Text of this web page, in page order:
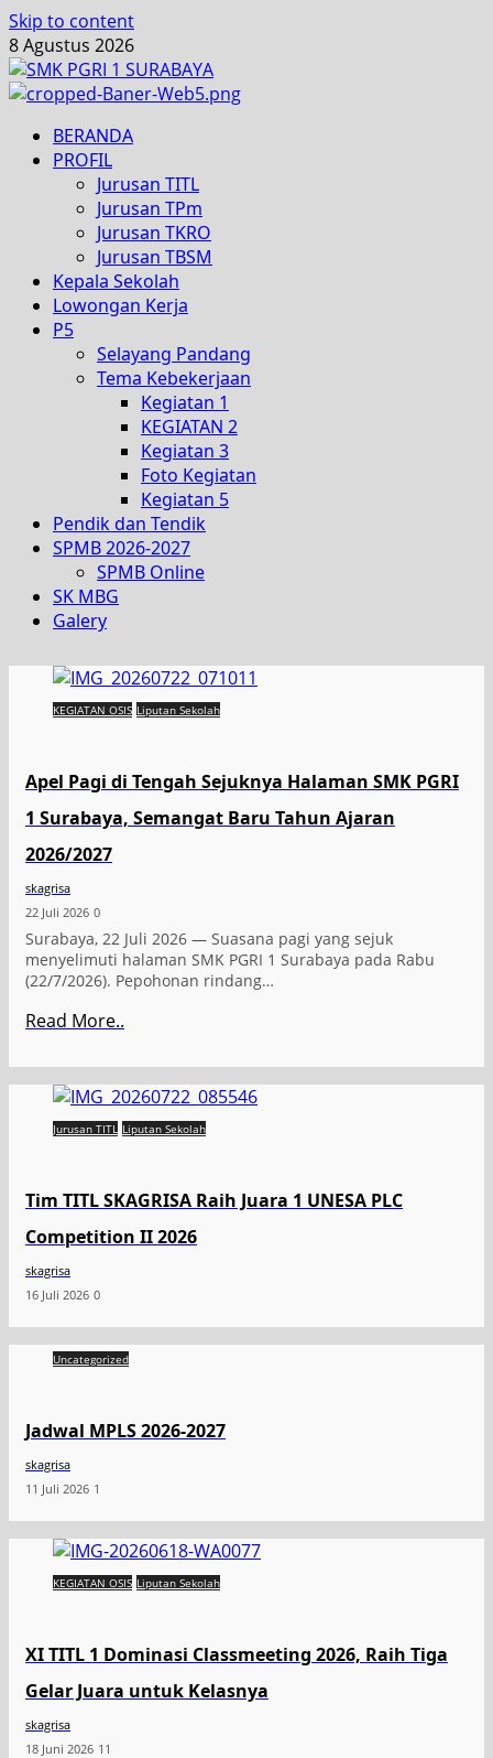
Skip to content
8 Agustus 2026
BERANDA
PROFIL
Jurusan TITL
Jurusan TPm
Jurusan TKRO
Jurusan TBSM
Kepala Sekolah
Lowongan Kerja
P5
Selayang Pandang
Tema Kebekerjaan
Kegiatan 1
KEGIATAN 2
Kegiatan 3
Foto Kegiatan
Kegiatan 5
Pendik dan Tendik
SPMB 2026-2027
SPMB Online
SK MBG
Galery
KEGIATAN OSIS Liputan Sekolah
Apel Pagi di Tengah Sejuknya Halaman SMK PGRI
1 Surabaya, Semangat Baru Tahun Ajaran
2026/2027
skagrisa
22 Juli 2026 0
Surabaya, 22 Juli 2026 — Suasana pagi yang sejuk
menyelimuti halaman SMK PGRI 1 Surabaya pada Rabu
(22/7/2026). Pepohonan rindang…
Read More..
Jurusan TITL Liputan Sekolah
Tim TITL SKAGRISA Raih Juara 1 UNESA PLC
Competition II 2026
skagrisa
16 Juli 2026 0
Uncategorized
Jadwal MPLS 2026-2027
skagrisa
11 Juli 2026 1
KEGIATAN OSIS Liputan Sekolah
XI TITL 1 Dominasi Classmeeting 2026, Raih Tiga
Gelar Juara untuk Kelasnya
skagrisa
18 Juni 2026 11